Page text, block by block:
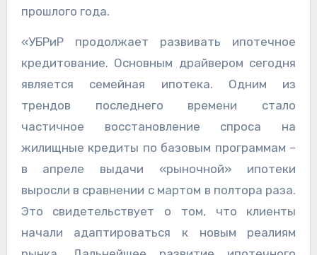
прошлого года.
«УБРиР продолжает развивать ипотечное
кредитование. Основным драйвером сегодня
является семейная ипотека. Одним из
трендов последнего времени стало
частичное восстановление спроса на
жилищные кредиты по базовым программам –
в апреле выдачи «рыночной» ипотеки
выросли в сравнении с мартом в полтора раза.
Это свидетельствует о том, что клиенты
начали адаптироваться к новым реалиям